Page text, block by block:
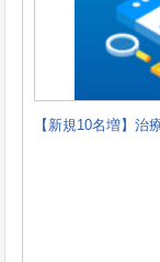
【新規10名増】